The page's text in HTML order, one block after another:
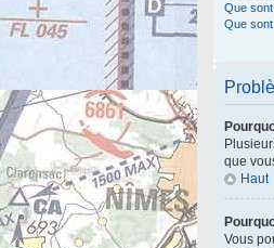
Que
Que
que
Haut
Vous